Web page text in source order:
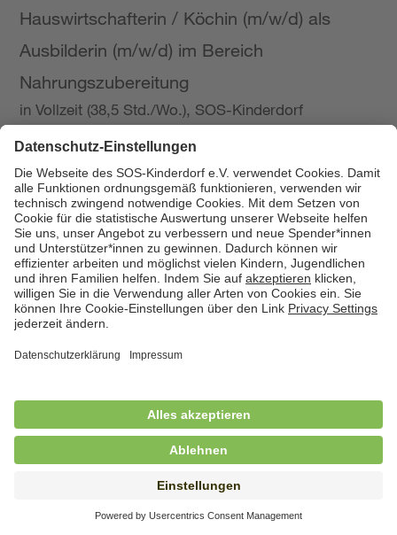
Hauswirtschafterin / Köchin (m/w/d) als
Ausbilderin (m/w/d) im Bereich
Nahrungszubereitung
in Vollzeit (38,5 Std./Wo.), SOS-Kinderdorf
Hauswirtschaftskraft (m/w/d)
in Teilzeit (mind. 20 - max. 30 Std./.Wo.), SOS-
Kinderdorf Essen, Essen
Hauswirtschaftskraft (m/w/d)
Kinderdorf Dortmund, Hagen
Hauswirtschaftskraft (m/w/d) für
in unbefristeter Anstellung, Teilzeit (19,25 Std./Wo.),